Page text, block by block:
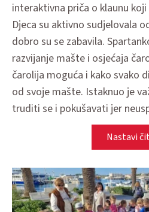
interaktivna priča o klaunu
Djeca su aktivno sudjelovala
dobro su se zabavila.
razvijanje mašte i osjećaja
čarolija moguća i kako svako
od svoje mašte. Istaknuo je
truditi se i pokušavati jer
Nastavi